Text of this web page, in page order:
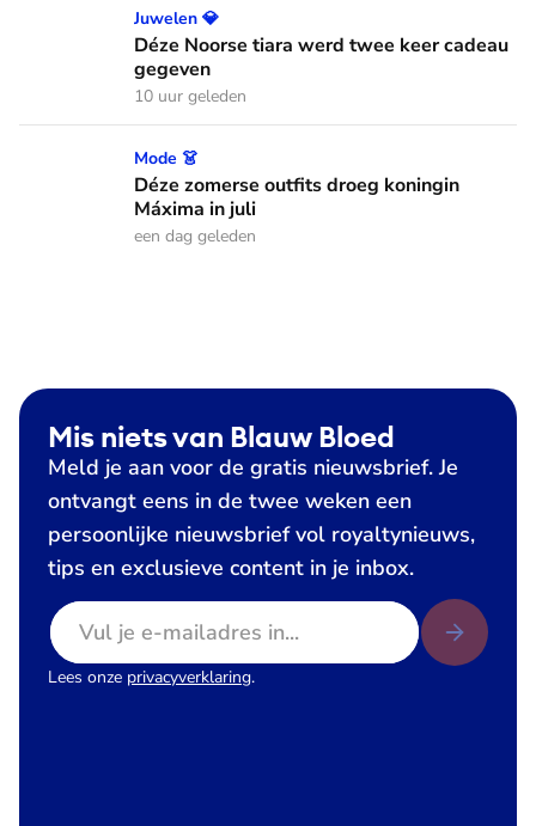
Déze Noorse tiara werd twee keer cadeau gegeven
Juwelen 💎
Déze Noorse tiara werd twee keer cadeau
gegeven
10 uur geleden
Déze zomerse outfits droeg koningin Máxima in juli
Mode 👗
Déze zomerse outfits droeg koningin
Máxima in juli
een dag geleden
Mis niets van Blauw Bloed
Meld je aan voor de gratis nieuwsbrief. Je
ontvangt eens in de twee weken een
persoonlijke nieuwsbrief vol royaltynieuws,
tips en exclusieve content in je inbox.
E-mailadres
Lees onze privacyverklaring.